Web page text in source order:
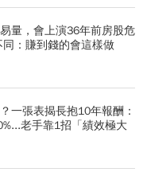
量，會上演36年前房股危
：賺到錢的會這樣做
一張表揭長抱10年報酬：
老手靠1招「績效極大